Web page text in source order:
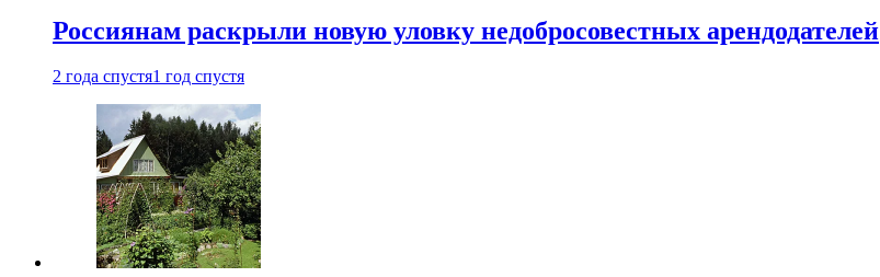
Россиянам раскрыли новую уловку недобросовестных арендодателей
2 года спустя1 год спустя